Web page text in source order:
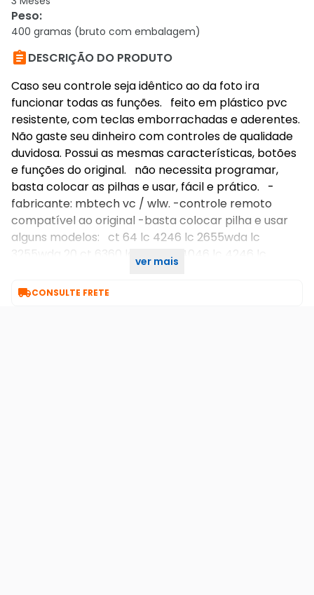
Peso:
400 gramas (bruto com embalagem)
DESCRIÇÃO DO PRODUTO
Caso seu controle seja idêntico ao da foto ira
funcionar todas as funções. feito em plástico pvc
resistente, com teclas emborrachadas e aderentes.
Não gaste seu dinheiro com controles de qualidade
duvidosa. Possui as mesmas características, botões
e funções do original. não necessita programar,
basta colocar as pilhas e usar, fácil e prático. -
fabricante: mbtech vc / wlw. -controle remoto
compatível ao original -basta colocar pilha e usar
alguns modelos: ct 64 lc 4246 lc 2655wda lc
3255wda 20 ct 6360 lc 3246 lc 4046 lc 4246 lc
ver mais
CONSULTE FRETE